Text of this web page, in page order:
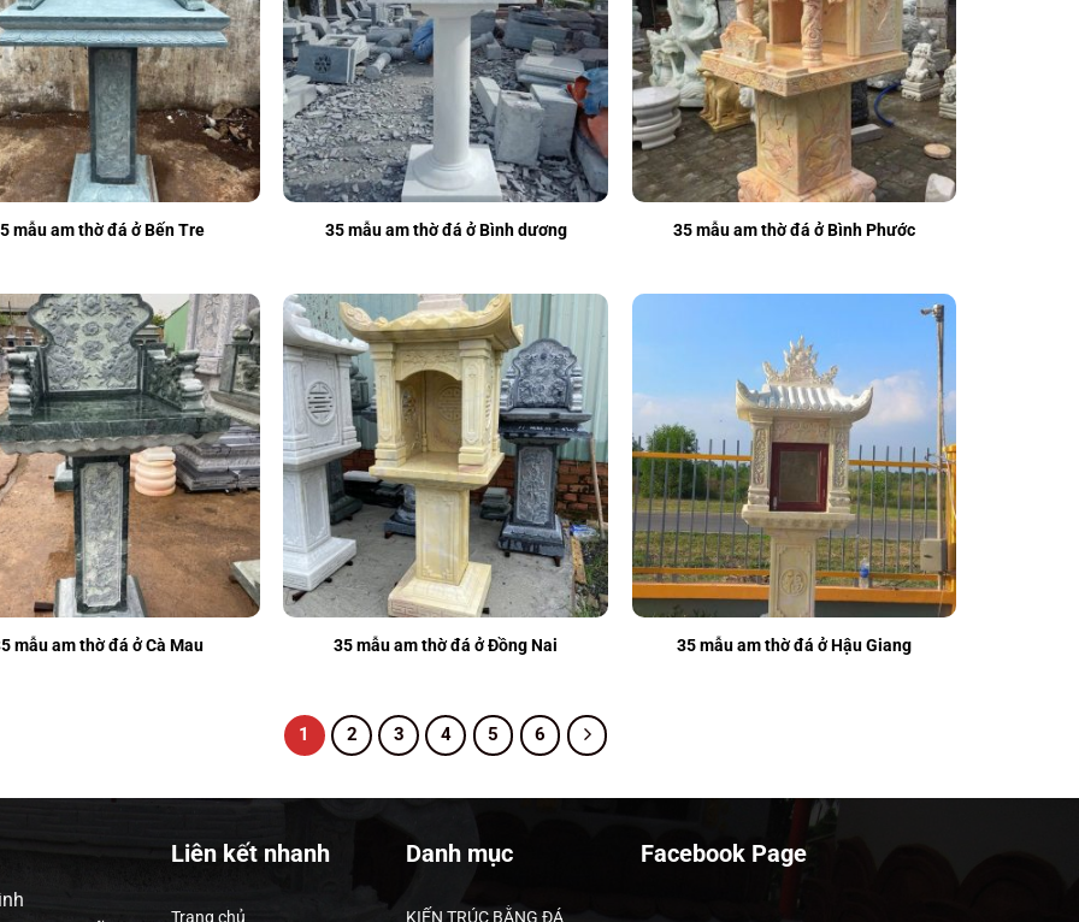
mẫu am thờ đá ở Bến Tre 35 mẫu am thờ đá ở Bình dương 35 mẫu am thờ đá ở Bình Phước
mẫu am thờ đá ở Cà Mau 35 mẫu am thờ đá ở Đồng Nai 35 mẫu am thờ đá ở Hậu Giang
1 2 3 4 5 6
Liên kết nhanh
Trang chủ
Danh mục
KIẾN TRÚC BẰNG ĐÁ
Facebook Page